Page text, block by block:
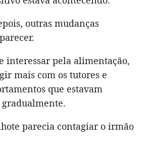
outras mudanças
interessar pela alimentação,
mais com os tutores e
que estavam
gradualmente.
parecia contagiar o irmão